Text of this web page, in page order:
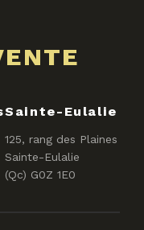
Sainte-Eulalie
125, rang des Plaines
Sainte-Eulalie
(Qc) G0Z 1E0